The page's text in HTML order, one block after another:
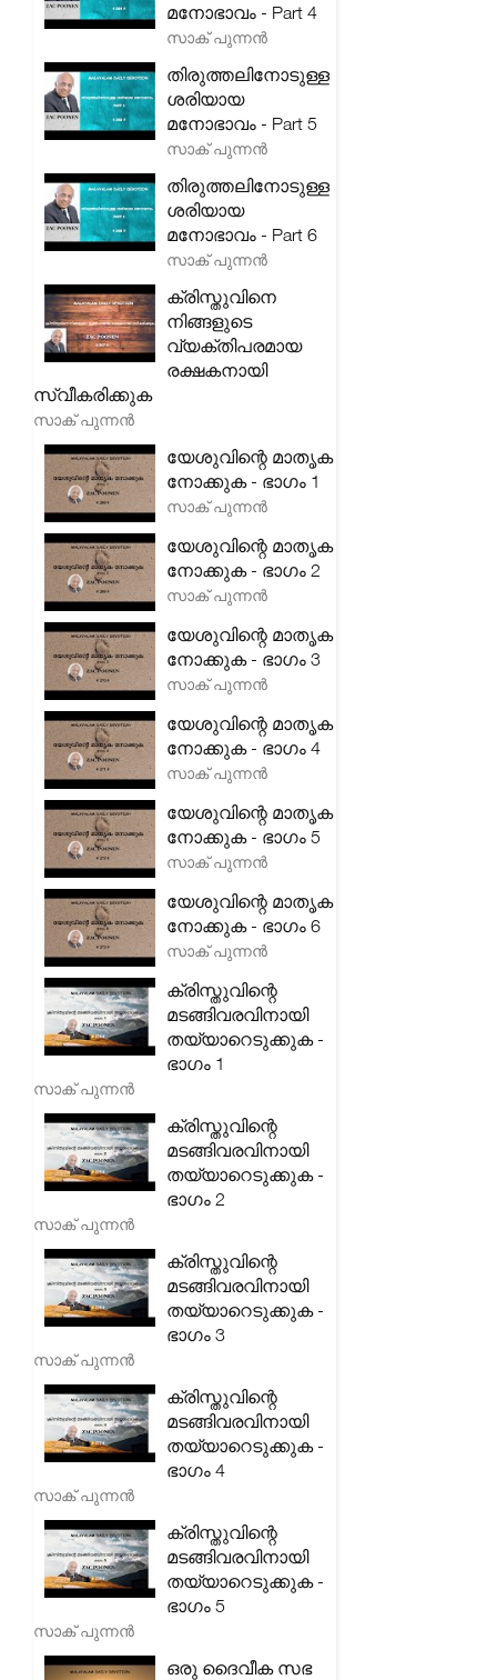
മനോഭാവം - Part 4
സാക് പുന്നൻ
തിരുത്തലിനോടുള്ള
ശരിയായ
മനോഭാവം - Part 5
സാക് പുന്നൻ
തിരുത്തലിനോടുള്ള
ശരിയായ
മനോഭാവം - Part 6
സാക് പുന്നൻ
ക്രിസ്തുവിനെ
നിങ്ങളുടെ
വ്യക്തിപരമായ
രക്ഷകനായി
സ്വീകരിക്കുക
സാക് പുന്നൻ
യേശുവിന്റെ മാതൃക
നോക്കുക - ഭാഗം 1
സാക് പുന്നൻ
യേശുവിന്റെ മാതൃക
നോക്കുക - ഭാഗം 2
സാക് പുന്നൻ
യേശുവിന്റെ മാതൃക
നോക്കുക - ഭാഗം 3
സാക് പുന്നൻ
യേശുവിന്റെ മാതൃക
നോക്കുക - ഭാഗം 4
സാക് പുന്നൻ
യേശുവിന്റെ മാതൃക
നോക്കുക - ഭാഗം 5
സാക് പുന്നൻ
യേശുവിന്റെ മാതൃക
നോക്കുക - ഭാഗം 6
സാക് പുന്നൻ
ക്രിസ്തുവിന്റെ
മടങ്ങിവരവിനായി
തയ്യാറെടുക്കുക -
ഭാഗം 1
സാക് പുന്നൻ
ക്രിസ്തുവിന്റെ
മടങ്ങിവരവിനായി
തയ്യാറെടുക്കുക -
ഭാഗം 2
സാക് പുന്നൻ
ക്രിസ്തുവിന്റെ
മടങ്ങിവരവിനായി
തയ്യാറെടുക്കുക -
ഭാഗം 3
സാക് പുന്നൻ
ക്രിസ്തുവിന്റെ
മടങ്ങിവരവിനായി
തയ്യാറെടുക്കുക -
ഭാഗം 4
സാക് പുന്നൻ
ക്രിസ്തുവിന്റെ
മടങ്ങിവരവിനായി
തയ്യാറെടുക്കുക -
ഭാഗം 5
സാക് പുന്നൻ
ഒരു ദൈവീക സഭ